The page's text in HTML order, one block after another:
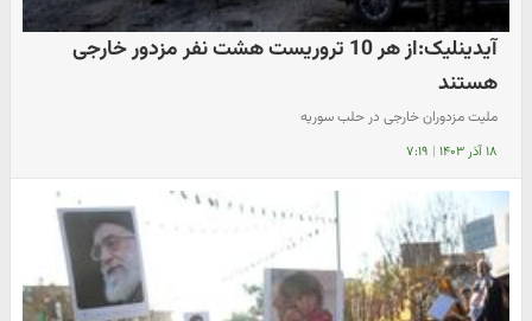
آیدینلیک:از هر 10 تروریست هشت نفر مزدور خارجی
هستند
ملیت مزدوران خارجی در حلب سوریه
۱۸ آذر ۱۴۰۳ | ۷:۱۹